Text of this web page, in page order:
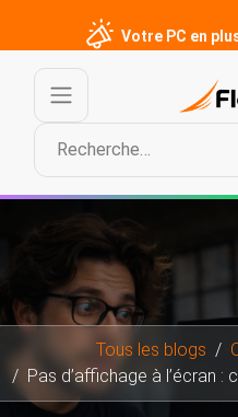
Votre PC en
Tous les blogs
Pas d’affichage à l’écran :